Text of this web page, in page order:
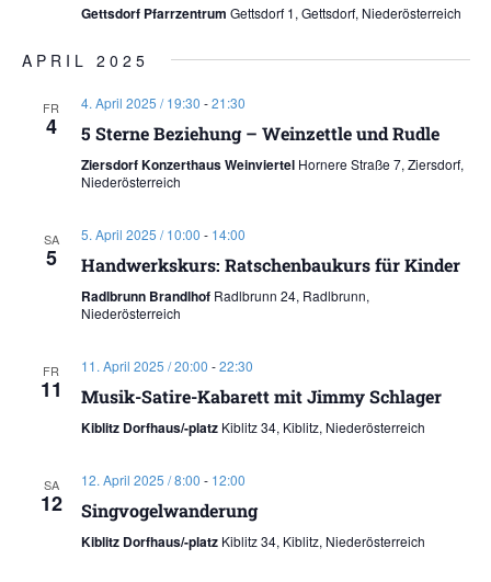
Gettsdorf Pfarrzentrum Gettsdorf 1, Gettsdorf, Niederösterreich
APRIL 2025
FR
4
4. April 2025 / 19:30 -21:30
5 Sterne Beziehung – Weinzettle und Rudle
Ziersdorf Konzerthaus Weinviertel Hornere Straße 7, Ziersdorf,
Niederösterreich
SA
5
5. April 2025 / 10:00 - 14:00
Handwerkskurs: Ratschenbaukurs für Kinder
Radlbrunn Brandlhof Radlbrunn 24, Radlbrunn,
Niederösterreich
FR
11
11. April 2025 / 20:00 -22:30
Musik-Satire-Kabarett mit Jimmy Schlager
Kiblitz Dorfhaus/-platz Kiblitz 34, Kiblitz, Niederösterreich
SA
12
12. April 2025 / 8:00 - 12:00
Singvogelwanderung
Kiblitz Dorfhaus/-platz Kiblitz 34, Kiblitz, Niederösterreich